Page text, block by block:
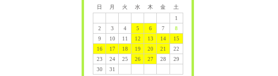
日 月 火 水 木 金
土
1
2
3 4 5 6 7
8
9
10 11 12 13 14
15
16
17 18 19 20 21
22
23
24 25 26 27 28
29
30
31